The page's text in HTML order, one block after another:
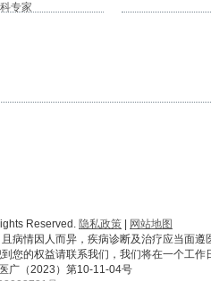
专家
Reserved. 隐私政策
网站地图
病情因人而异，疾病诊断及治疗应当面遵
您的权益请联系我们，我们将在一个工作
广（2023）第10-11-04号